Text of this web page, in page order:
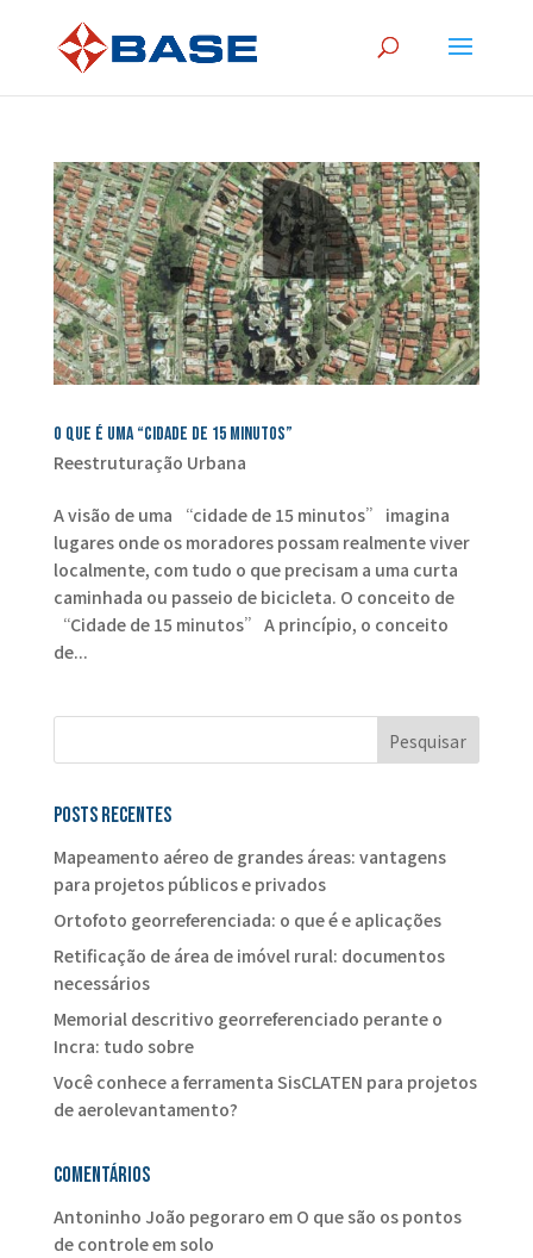
O que é uma “Cidade de 15 minutos”
Reestruturação Urbana
A visão de uma “cidade de 15 minutos” ​​imagina
lugares onde os moradores possam realmente viver
localmente, com tudo o que precisam a uma curta
caminhada ou passeio de bicicleta. O conceito de
“Cidade de 15 minutos” A princípio, o conceito
de...
Posts recentes
Mapeamento aéreo de grandes áreas: vantagens
para projetos públicos e privados
Ortofoto georreferenciada: o que é e aplicações
Retificação de área de imóvel rural: documentos
necessários
Memorial descritivo georreferenciado perante o
Incra: tudo sobre
Você conhece a ferramenta SisCLATEN para projetos
de aerolevantamento?
Comentários
Antoninho João pegoraro em O que são os pontos
de controle em solo